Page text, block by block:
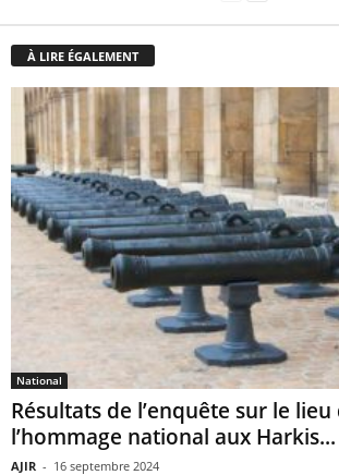
À LIRE ÉGALEMENT
National
Résultats de l’enquête sur le lieu
l’hommage national aux Harkis...
AJIR - 16 septembre 2024